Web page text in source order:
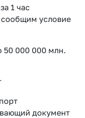
1 час
условие
50 000 000 млн.
документ